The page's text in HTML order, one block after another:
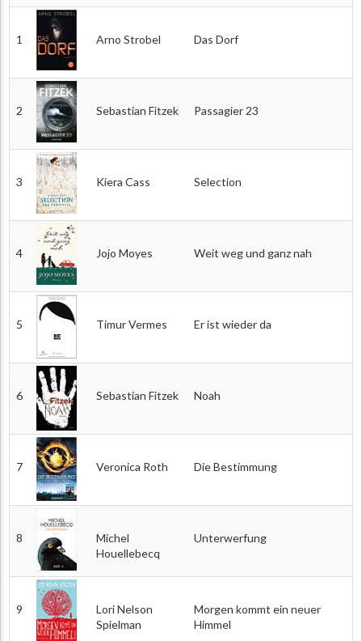
1 Arno Strobel Das Dorf
2 Sebastian Fitzek Passagier 23
3 Kiera Cass Selection
4 Jojo Moyes Weit weg und ganz nah
5 Timur Vermes Er ist wieder da
6 Sebastian Fitzek Noah
7 Veronica Roth Die Bestimmung
8
Michel
Houellebecq
Unterwerfung
9
Lori Nelson
Spielman
Morgen kommt ein neuer
Himmel